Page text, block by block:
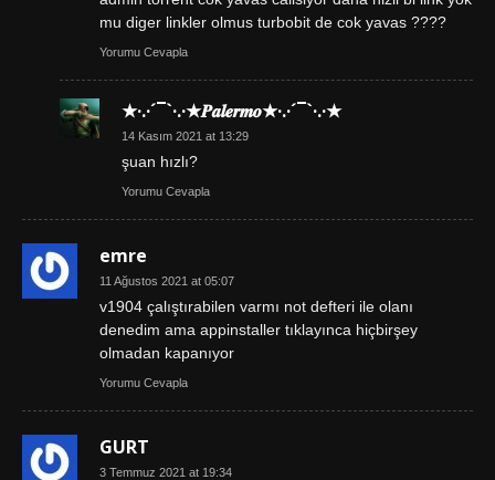
mu diger linkler olmus turbobit de cok yavas ????
Yorumu Cevapla
★·.·´¯`·.·★𝑷𝒂𝒍𝒆𝒓𝒎𝒐★·.·´¯`·.·★
14 Kasım 2021 at 13:29
şuan hızlı?
Yorumu Cevapla
emre
11 Ağustos 2021 at 05:07
v1904 çalıştırabilen varmı not defteri ile olanı
denedim ama appinstaller tıklayınca hiçbirşey
olmadan kapanıyor
Yorumu Cevapla
GURT
3 Temmuz 2021 at 19:34